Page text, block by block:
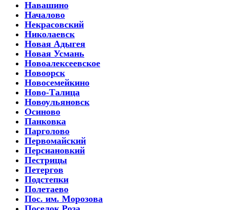
Навашино
Началово
Некрасовский
Николаевск
Новая Адыгея
Новая Усмань
Новоалексеевское
Новоорск
Новосемейкино
Ново-Талица
Новоульяновск
Осиново
Панковка
Парголово
Первомайский
Персиановкий
Пестрицы
Петергов
Подстепки
Полетаево
Пос. им. Морозова